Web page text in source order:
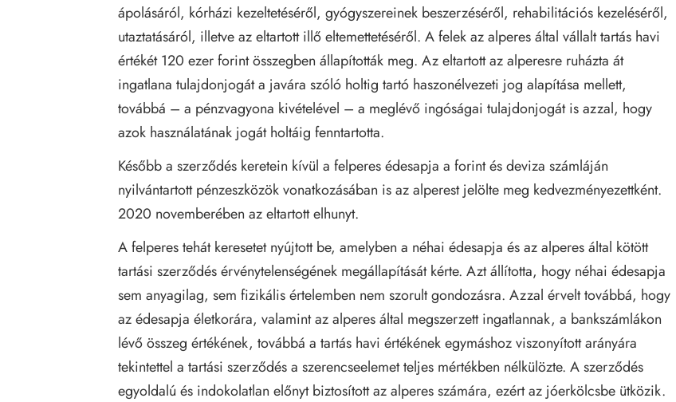
ápolásáról, kórházi kezeltetéséről, gyógyszereinek beszerzéséről, rehabilitációs kezeléséről,
utaztatásáról, illetve az eltartott illő eltemettetéséről. A felek az alperes által vállalt tartás havi
értékét 120 ezer forint összegben állapították meg. Az eltartott az alperesre ruházta át
ingatlana tulajdonjogát a javára szóló holtig tartó haszonélvezeti jog alapítása mellett,
továbbá – a pénzvagyona kivételével – a meglévő ingóságai tulajdonjogát is azzal, hogy
azok használatának jogát holtáig fenntartotta.
Később a szerződés keretein kívül a felperes édesapja a forint és deviza számláján
nyilvántartott pénzeszközök vonatkozásában is az alperest jelölte meg kedvezményezettként.
2020 novemberében az eltartott elhunyt.
A felperes tehát keresetet nyújtott be, amelyben a néhai édesapja és az alperes által kötött
tartási szerződés érvénytelenségének megállapítását kérte. Azt állította, hogy néhai édesapja
sem anyagilag, sem fizikális értelemben nem szorult gondozásra. Azzal érvelt továbbá, hogy
az édesapja életkorára, valamint az alperes által megszerzett ingatlannak, a bankszámlákon
lévő összeg értékének, továbbá a tartás havi értékének egymáshoz viszonyított arányára
tekintettel a tartási szerződés a szerencseelemet teljes mértékben nélkülözte. A szerződés
egyoldalú és indokolatlan előnyt biztosított az alperes számára, ezért az jóerkölcsbe ütközik.